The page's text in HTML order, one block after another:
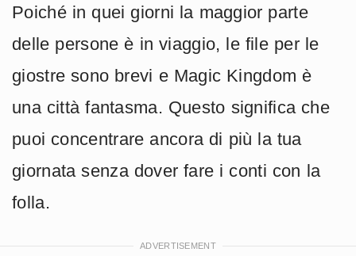
Poiché in quei giorni la maggior parte
delle persone è in viaggio, le file per le
giostre sono brevi e Magic Kingdom è
una città fantasma. Questo significa che
puoi concentrare ancora di più la tua
giornata senza dover fare i conti con la
folla.